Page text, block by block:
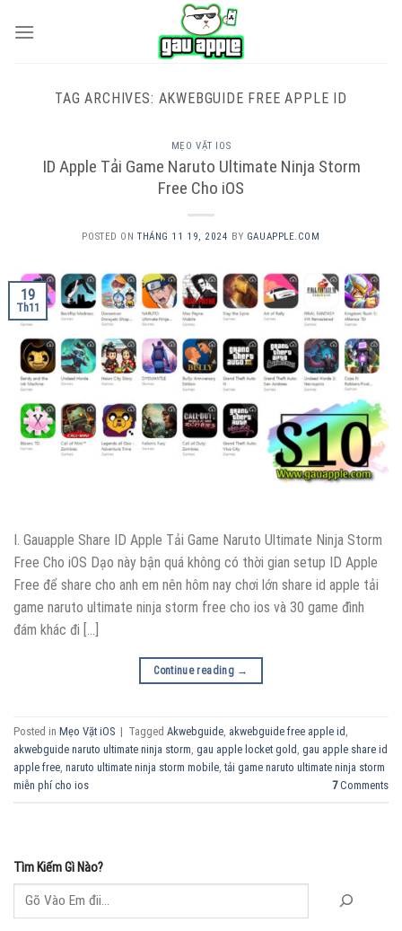
TAG ARCHIVES: AKWEBGUIDE FREE APPLE ID
MẸO VẶT IOS
ID Apple Tải Game Naruto Ultimate Ninja Storm
Free Cho iOS
POSTED ONTHÁNG 11 19, 2024 BY GAUAPPLE.COM
19
Th11
I. Gauapple Share ID Apple Tải Game Naruto Ultimate Ninja Storm
Free Cho iOS Dạo này bận quá không có thời gian setup ID Apple
Free để share cho anh em nên hôm nay chơi lớn share id apple tải
game naruto ultimate ninja storm free cho ios và 30 game đình
đám khác đi […]
Continue reading →
Posted in Mẹo Vặt iOS | Tagged Akwebguide, akwebguide free apple id ,
akwebguide naruto ultimate ninja storm, gau apple locket gold , gau apple share id
apple free, naruto ultimate ninja storm mobile,tải game naruto ultimate ninja storm
miễn phí cho ios
7Comments
Tìm Kiếm Gì Nào?